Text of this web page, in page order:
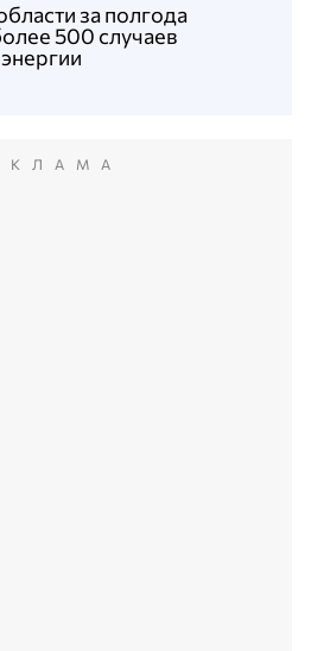
за полгода
500 случаев